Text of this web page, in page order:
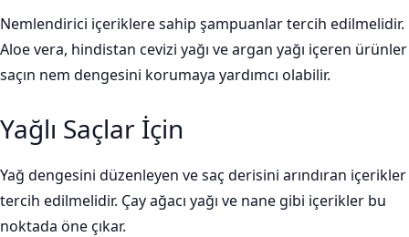
Nemlendirici içeriklere sahip şampuanlar tercih edilmelidir.
Aloe vera, hindistan cevizi yağı ve argan yağı içeren ürünler
saçın nem dengesini korumaya yardımcı olabilir.
Yağlı Saçlar İçin
Yağ dengesini düzenleyen ve saç derisini arındıran içerikler
tercih edilmelidir. Çay ağacı yağı ve nane gibi içerikler bu
noktada öne çıkar.